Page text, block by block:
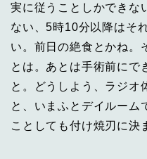
実に従うことしかできな
ない、5時10分以降はそ
い。前日の絶食とかね。
とは。あとは手術前にで
と。どうしよう、ラジオ
と、いまふとデイルー
ことしても付け焼刃に決